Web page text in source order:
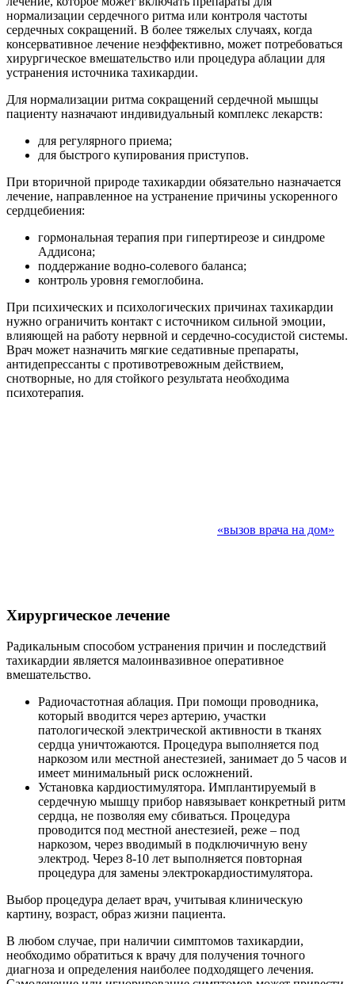
нормализации сердечного ритма или контроля частоты
сердечных сокращений. В более тяжелых случаях, когда
консервативное лечение неэффективно, может потребоваться
хирургическое вмешательство или процедура аблации для
устранения источника тахикардии.
Для нормализации ритма сокращений сердечной мышцы
пациенту назначают индивидуальный комплекс лекарств:
для регулярного приема;
для быстрого купирования приступов.
При вторичной природе тахикардии обязательно назначается
лечение, направленное на устранение причины ускоренного
сердцебиения:
гормональная терапия при гипертиреозе и синдроме
Аддисона;
поддержание водно-солевого баланса;
контроль уровня гемоглобина.
При психических и психологических причинах тахикардии
нужно ограничить контакт с источником сильной эмоции,
влияющей на работу нервной и сердечно-сосудистой системы.
Врач может назначить мягкие седативные препараты,
антидепрессанты с противотревожным действием,
снотворные, но для стойкого результата необходима
психотерапия.
«вызов врача на дом»
Хирургическое лечение
Радикальным способом устранения причин и последствий
тахикардии является малоинвазивное оперативное
вмешательство.
Радиочастотная аблация. При помощи проводника,
который вводится через артерию, участки
патологической электрической активности в тканях
сердца уничтожаются. Процедура выполняется под
наркозом или местной анестезией, занимает до 5 часов и
имеет минимальный риск осложнений.
Установка кардиостимулятора. Имплантируемый в
сердечную мышцу прибор навязывает конкретный ритм
сердца, не позволяя ему сбиваться. Процедура
проводится под местной анестезией, реже – под
наркозом, через вводимый в подключичную вену
электрод. Через 8-10 лет выполняется повторная
процедура для замены электрокардиостимулятора.
Выбор процедура делает врач, учитывая клиническую
картину, возраст, образ жизни пациента.
В любом случае, при наличии симптомов тахикардии,
необходимо обратиться к врачу для получения точного
диагноза и определения наиболее подходящего лечения.